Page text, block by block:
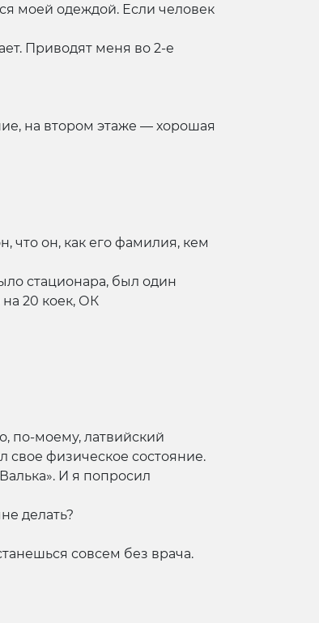
моей одеждой. Если человек
Приводят меня во 2-е
на втором этаже — хорошая
что он, как его фамилия, кем
стационара, был один
20 коек, ОК
по-моему, латвийский
физическое состояние.
И я попросил
делать?
совсем без врача.